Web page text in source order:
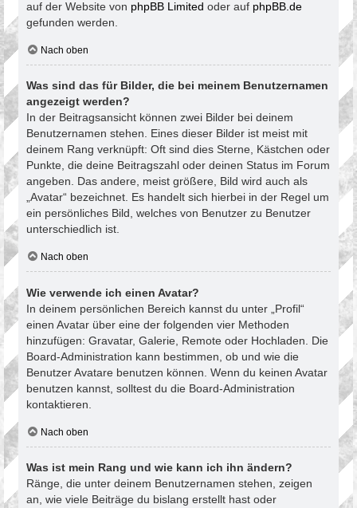
auf der Website von phpBB Limited oder auf phpBB.de
gefunden werden.
Nach oben
Was sind das für Bilder, die bei meinem Benutzernamen
angezeigt werden?
In der Beitragsansicht können zwei Bilder bei deinem
Benutzernamen stehen. Eines dieser Bilder ist meist mit
deinem Rang verknüpft: Oft sind dies Sterne, Kästchen oder
Punkte, die deine Beitragszahl oder deinen Status im Forum
angeben. Das andere, meist größere, Bild wird auch als
„Avatar“ bezeichnet. Es handelt sich hierbei in der Regel um
ein persönliches Bild, welches von Benutzer zu Benutzer
unterschiedlich ist.
Nach oben
Wie verwende ich einen Avatar?
In deinem persönlichen Bereich kannst du unter „Profil“
einen Avatar über eine der folgenden vier Methoden
hinzufügen: Gravatar, Galerie, Remote oder Hochladen. Die
Board-Administration kann bestimmen, ob und wie die
Benutzer Avatare benutzen können. Wenn du keinen Avatar
benutzen kannst, solltest du die Board-Administration
kontaktieren.
Nach oben
Was ist mein Rang und wie kann ich ihn ändern?
Ränge, die unter deinem Benutzernamen stehen, zeigen
an, wie viele Beiträge du bislang erstellt hast oder